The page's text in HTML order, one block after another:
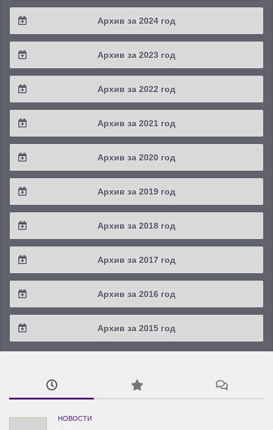
2025 / #4
2025 / #3
2025 / #1
Архив за 2024 год
2024 / #4
2024 / #3
2024 / #1
Архив за 2023 год
2023 / #4
2023 / #3
2023 / #1
Архив за 2022 год
2022 / #4
2022 / #3
2022 / #1
Архив за 2021 год
2021 / #4
2021 / #3
2021 / #1
Архив за 2020 год
2020 / #4
2020 / #3
2020 / #1
Архив за 2019 год
2019 / #4
2019 / #3
2019 / #1
Архив за 2018 год
2018 / #4
2018 / #3
2018 / #1
Архив за 2017 год
2017 / #4
2017 / #3
Архив за 2016 год
2016 / #4
2016 / #3
Архив за 2015 год
2015 / #3
2015 / #2
НОВОСТИ